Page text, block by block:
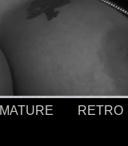
MATURE RETRO